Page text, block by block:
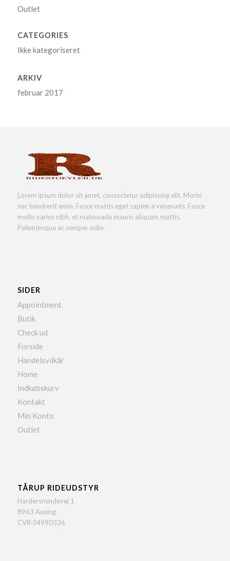
Outlet
CATEGORIES
Ikke kategoriseret
ARKIV
februar 2017
Lorem ipsum dolor sit amet, consectetur adipiscing elit. Morbi
nec hendrerit enim. Fusce mattis eget sapien a venenatis. Fusce
mollis varius nibh, et malesuada mauris aliquam mattis.
Pellentesque ac semper odio.
SIDER
Appointment
Butik
Check ud
Forside
Handelsvilkår
Home
Indkøbskurv
Kontakt
Min Konto
Outlet
TÅRUP RIDEUDSTYR
Hardersmindevej 1
8963 Auning
CVR:34990336